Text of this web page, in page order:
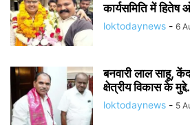
कार्यसमिति में हितेष
loktodaynews - 6
बनवारी लाल साहू,
क्षेत्रीय विकास के
loktodaynews - 5